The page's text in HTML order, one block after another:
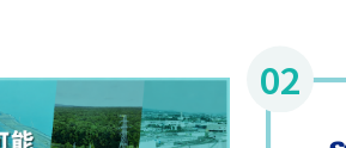
02